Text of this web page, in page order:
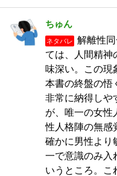
ちゅん
ネタバレ
解離性
ては、人間精神
味深い。この現
本書の終盤の悟
非常に納得しや
が、唯一の女性
性人格陣の無感
確かに男性より
一で意識のみ入
いうところ。こ